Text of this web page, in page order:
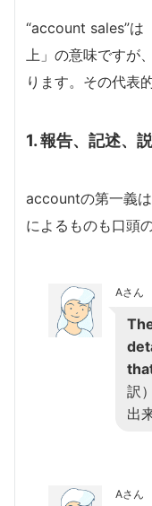
“account sales”は
上」の意味ですが
ります。その代表
1. 報告、記述、
accountの第一義
によるものも口頭
Aさん
訳
出
Aさん